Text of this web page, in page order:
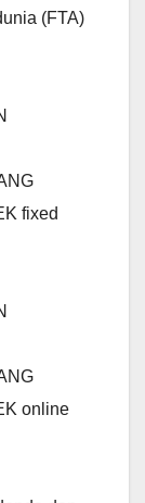
(FTA)
fixed
online